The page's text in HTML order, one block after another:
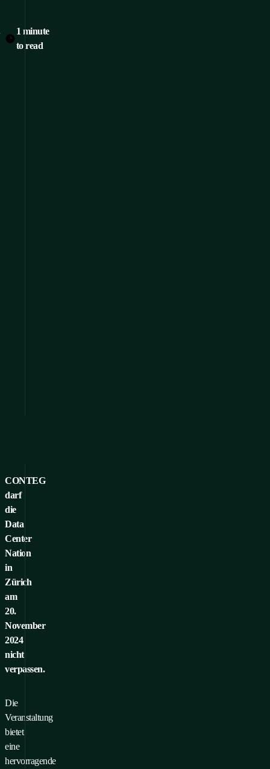
1 minute
to read
CONTEG
darf
die
Data
Center
Nation
in
Zürich
am
20.
November
2024
nicht
verpassen.
Die
Veranstaltung
bietet
eine
hervorragende